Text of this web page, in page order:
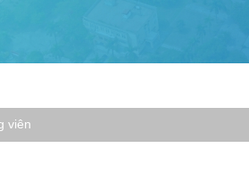
viên